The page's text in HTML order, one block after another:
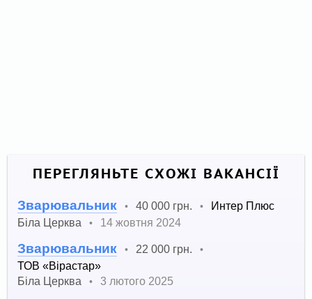
ПЕРЕГЛЯНЬТЕ СХОЖІ ВАКАНСІЇ
Зварювальник • 40 000 грн. •
Интер Плюс
Біла Церква
• 14 жовтня 2024
Зварювальник • 22 000 грн. •
ТОВ «Вірастар»
Біла Церква
• 3 лютого 2025